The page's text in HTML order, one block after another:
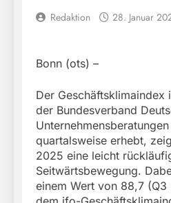
Redaktion 28. Januar
Bonn (ots) –
Der Geschäftsklimaindex
der Bundesverband
quartalsweise erhebt,
2025 eine leicht
Seitwärtsbewegung.
einem Wert von 88,7